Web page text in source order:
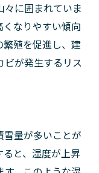
々に囲まれていま
なりやすい傾向
殖を促進し、建
ビが発生するリス
雪量が多いことが
と、湿度が上昇